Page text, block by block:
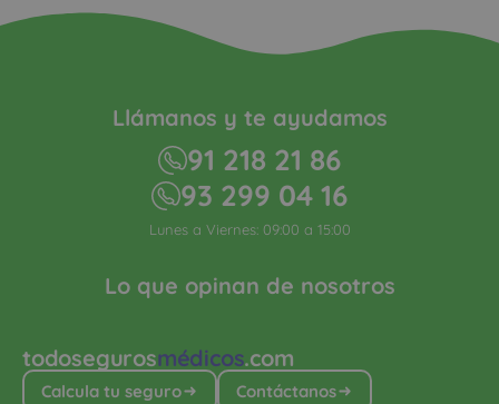
todosegurosmédicos.com
Calcula tu seguro Contáctanos
Lo que opinan de nosotros
Llámanos y te ayudamos
91 218 21 86
93 299 04 16
Lunes a Viernes: 09:00 a 15:00